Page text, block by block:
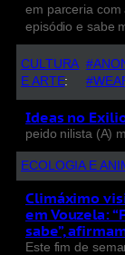
em parceria com
episódio e sabe
CULTURA
E ARTE:
Ideas no
peido nilista (A)
ECOLOGIA E
Climáximo
em Vouzela:
sabe”,
Este fim de